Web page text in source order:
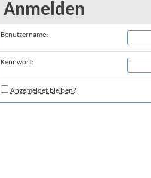
Anmelden
Benutzername:
Kennwort:
Angemeldet bleiben?